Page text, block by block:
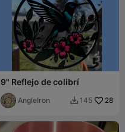
9" Reflejo de colibrí
AngleIron  145 28